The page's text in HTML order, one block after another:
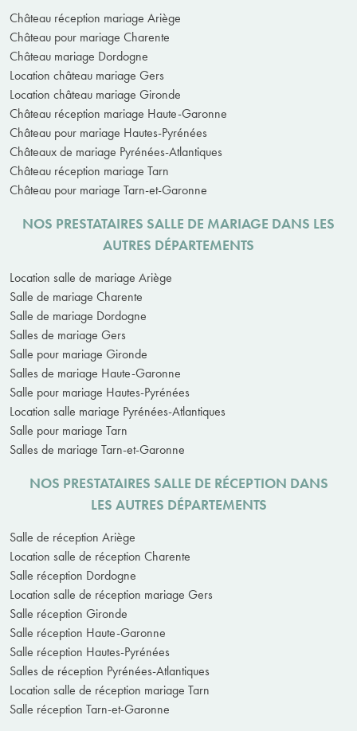
Château réception mariage Ariège
Château pour mariage Charente
Château mariage Dordogne
Location château mariage Gers
Location château mariage Gironde
Château réception mariage Haute-Garonne
Château pour mariage Hautes-Pyrénées
Châteaux de mariage Pyrénées-Atlantiques
Château réception mariage Tarn
Château pour mariage Tarn-et-Garonne
NOS PRESTATAIRES SALLE DE MARIAGE DANS LES
AUTRES DÉPARTEMENTS
Location salle de mariage Ariège
Salle de mariage Charente
Salle de mariage Dordogne
Salles de mariage Gers
Salle pour mariage Gironde
Salles de mariage Haute-Garonne
Salle pour mariage Hautes-Pyrénées
Location salle mariage Pyrénées-Atlantiques
Salle pour mariage Tarn
Salles de mariage Tarn-et-Garonne
NOS PRESTATAIRES SALLE DE RÉCEPTION DANS
LES AUTRES DÉPARTEMENTS
Salle de réception Ariège
Location salle de réception Charente
Salle réception Dordogne
Location salle de réception mariage Gers
Salle réception Gironde
Salle réception Haute-Garonne
Salle réception Hautes-Pyrénées
Salles de réception Pyrénées-Atlantiques
Location salle de réception mariage Tarn
Salle réception Tarn-et-Garonne